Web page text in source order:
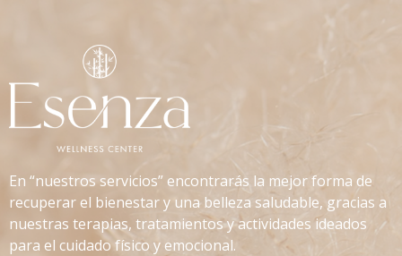
En “nuestros servicios” encontrarás la mejor forma de
recuperar el bienestar y una belleza saludable, gracias a
nuestras terapias, tratamientos y actividades ideados
para el cuidado físico y emocional.